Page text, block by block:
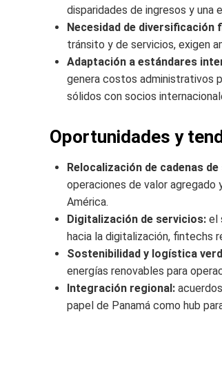
disparidades de ingresos y una
Necesidad de diversificación
tránsito y de servicios, exigen
Adaptación a estándares
genera costos administrativos
sólidos con socios
Oportunidades y
Relocalización de cadenas
operaciones de valor
América.
Digitalización de servicios: el
hacia la digitalización, fintechs
Sostenibilidad y logística
energías renovables para
Integración regional:
papel de Panamá como hub